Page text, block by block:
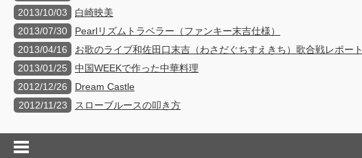
2013/10/03
白崎映美
2013/07/30
Pearlリズムトラベラー（ファンキー末吉仕様）
2013/04/16
お歌のライブ和佐田口末吉（わさだぐちすえきち）歌合戦レポート
2013/01/25
中国WEEKで作った中華料理
2012/12/26
Dream Castle
2012/11/23
スローブルースの叩き方